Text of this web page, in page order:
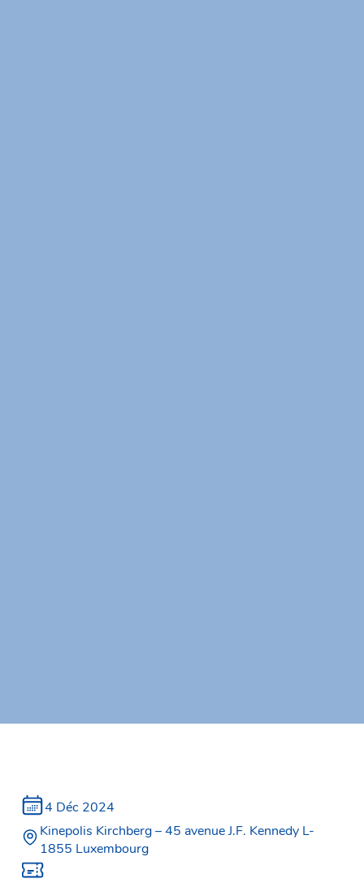
4 Déc 2024
Kinepolis Kirchberg – 45 avenue J.F. Kennedy L-
1855 Luxembourg